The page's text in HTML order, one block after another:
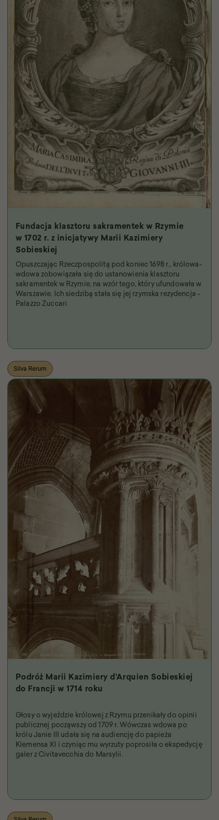
Fundacja klasztoru sakramentek w Rzymie
w 1702 r. z inicjatywy Marii Kazimiery
Sobieskiej
Opuszczając Rzeczpospolitą pod koniec 1698 r., królowa-
wdowa zobowiązała się do ustanowienia klasztoru
sakramentek w Rzymie, na wzór tego, który ufundowała w
Warszawie. Ich siedzibą stała się jej rzymska rezydencja -
Palazzo Zuccari
Silva Rerum
Podróż Marii Kazimiery d'Arquien Sobieskiej
do Francji w 1714 roku
Głosy o wyjeździe królowej z Rzymu przenikały do opinii
publicznej począwszy od 1709 r. Wówczas wdowa po
królu Janie III udała się na audiencję do papieża
Klemensa XI i czyniąc mu wyrzuty poprosiła o ekspedycję
galer z Civitavecchia do Marsylii.